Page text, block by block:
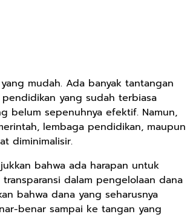
mudah. Ada banyak tantangan
yang sudah terbiasa
belum sepenuhnya efektif. Namun,
lembaga pendidikan, maupun
diminimalisir.
bahwa ada harapan untuk
dalam pengelolaan dana
bahwa dana yang seharusnya
benar sampai ke tangan yang
Motif Gigi
Taring Ukuran M
Shopee
Borneo All Size
Tema
Tembawang
Anyarmart